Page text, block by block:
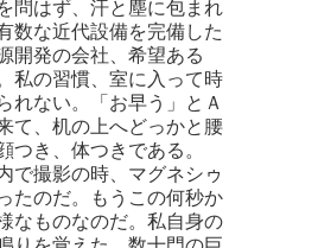
問はず、汗と塵に包まれ
数な近代設備を完備した
開発の会社、希望ある
私の習慣、室に入って時
れない。「お早う」とＡ
て、机の上へどっかと腰
き、体つきである。
で撮影の時、マグネシゥ
たのだ。もうこの何秒か
なものなのだ。私自身の